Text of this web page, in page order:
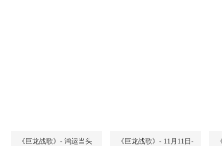
《巨龙战歌》- 鸿运当头
《巨龙战歌》- 11月11日-